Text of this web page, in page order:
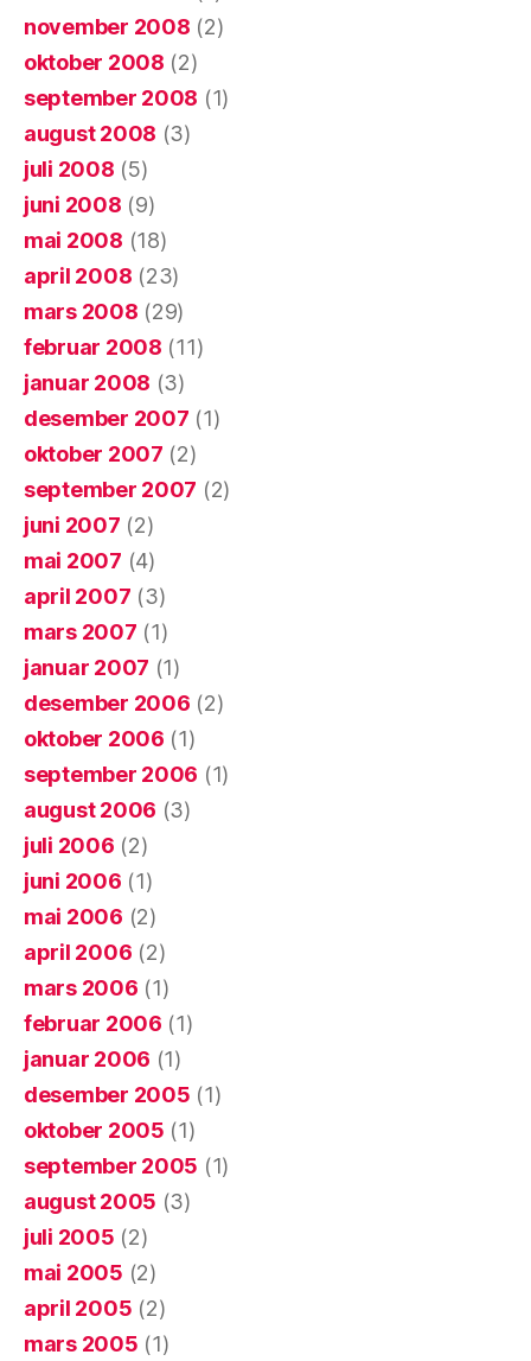
november 2008 (2)
oktober 2008 (2)
september 2008 (1)
august 2008 (3)
juli 2008 (5)
juni 2008 (9)
mai 2008 (18)
april 2008 (23)
mars 2008 (29)
februar 2008 (11)
januar 2008 (3)
desember 2007 (1)
oktober 2007 (2)
september 2007 (2)
juni 2007 (2)
mai 2007 (4)
april 2007 (3)
mars 2007 (1)
januar 2007 (1)
desember 2006 (2)
oktober 2006 (1)
september 2006 (1)
august 2006 (3)
juli 2006 (2)
juni 2006 (1)
mai 2006 (2)
april 2006 (2)
mars 2006 (1)
februar 2006 (1)
januar 2006 (1)
desember 2005 (1)
oktober 2005 (1)
september 2005 (1)
august 2005 (3)
juli 2005 (2)
mai 2005 (2)
april 2005 (2)
mars 2005 (1)